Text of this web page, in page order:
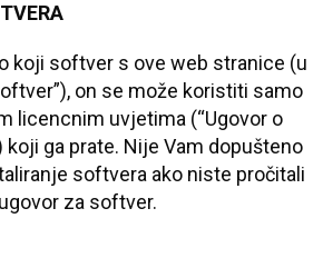
koji softver s ove web stranice (u
on se može koristiti samo
licencnim uvjetima (“Ugovor o
koji ga prate. Nije Vam dopušteno
softvera ako niste pročitali
za softver.